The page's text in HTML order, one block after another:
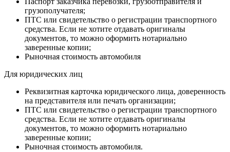
грузополучателя;
ПТС или свидетельство о регистрации транспортного
средства. Если не хотите отдавать оригиналы
документов, то можно оформить нотариально
заверенные копии;
Рыночная стоимость автомобиля
Для юридических лиц
Реквизитная карточка юридического лица, доверенность
на представителя или печать организации;
ПТС или свидетельство о регистрации транспортного
средства. Если не хотите отдавать оригиналы
документов, то можно оформить нотариально
заверенные копии;
Рыночная стоимость автомобиля.